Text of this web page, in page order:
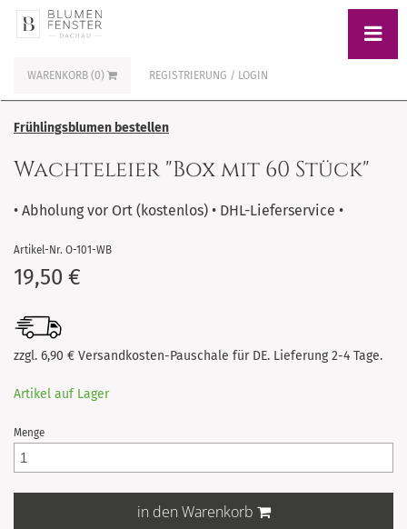
WARENKORB (0) REGISTRIERUNG / LOGIN
Frühlingsblumen bestellen
Wachteleier "Box mit 60 Stück"
• Abholung vor Ort (kostenlos) • DHL-Lieferservice •
Artikel-Nr. O-101-WB
19,50 €
zzgl. 6,90 € Versandkosten-Pauschale für DE. Lieferung 2-4 Tage.
Artikel auf Lager
Menge
in den Warenkorb